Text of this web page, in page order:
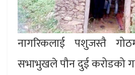
नागरिकलाई पशुजस्तै
सभाभुखले पौन दुई करोडको